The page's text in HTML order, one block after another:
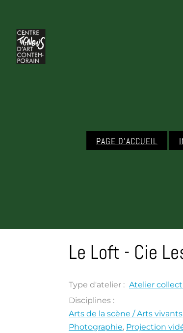
PAGE D’ACCUEIL
Le Loft - Cie
Type d'atelier : Atelier
Disciplines :
Arts de la scène / Arts vivants
Photographie, Projection